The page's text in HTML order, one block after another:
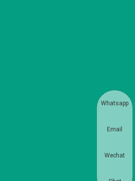
Whatsapp
Email
Wechat